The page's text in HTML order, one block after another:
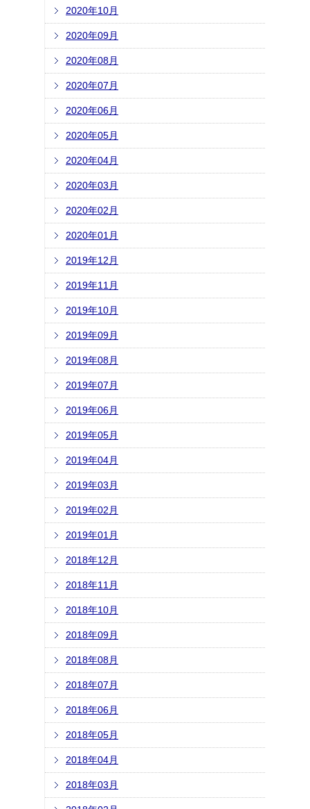
2020年10月
2020年09月
2020年08月
2020年07月
2020年06月
2020年05月
2020年04月
2020年03月
2020年02月
2020年01月
2019年12月
2019年11月
2019年10月
2019年09月
2019年08月
2019年07月
2019年06月
2019年05月
2019年04月
2019年03月
2019年02月
2019年01月
2018年12月
2018年11月
2018年10月
2018年09月
2018年08月
2018年07月
2018年06月
2018年05月
2018年04月
2018年03月